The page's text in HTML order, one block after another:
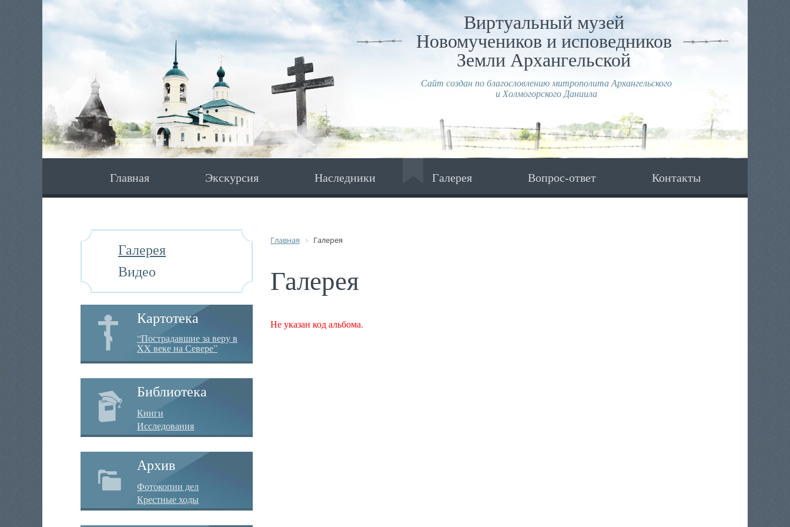
Виртуальный музей
Новомучеников и исповедников
Земли Архангельской
Сайт создан по благословлению митрополита Архангельского
и Холмогорского Даниила
Главная Экскурсия Наследники Галерея Вопрос-ответ Контакты
Галерея
Видео
Картотека
“Пострадавшие за веру в
XX веке на Севере”
Библиотека
Книги
Исследования
Архив
Фотокопии дел
Крестные ходы
Главная Галерея
Галерея
Не указан код альбома.